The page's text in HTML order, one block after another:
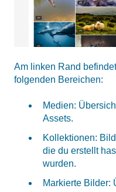
Am linken Rand
folgenden Bereichen:
Medien:
Assets.
Kollektionen:
die du erstellt
wurden.
Markierte Bilder: